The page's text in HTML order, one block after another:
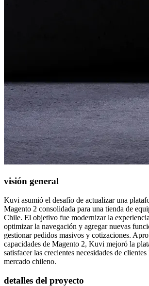
visión general
Kuvi asumió el desafío de actualizar una
Magento 2 consolidada para una tienda de
Chile. El objetivo fue modernizar la
optimizar la navegación y agregar nuevas
gestionar pedidos masivos y cotizaciones.
capacidades de Magento 2, Kuvi mejoró la
satisfacer las crecientes necesidades de
mercado chileno.
detalles del proyecto